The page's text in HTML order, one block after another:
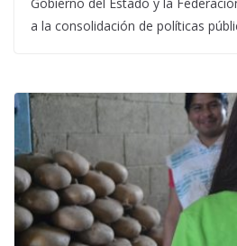
a la consolidación de políticas